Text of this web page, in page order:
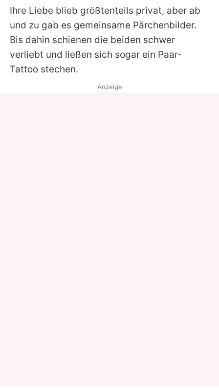
Ihre Liebe blieb größtenteils privat, aber ab
und zu gab es gemeinsame Pärchenbilder.
Bis dahin schienen die beiden schwer
verliebt und ließen sich sogar ein Paar-
Tattoo stechen.
Anzeige